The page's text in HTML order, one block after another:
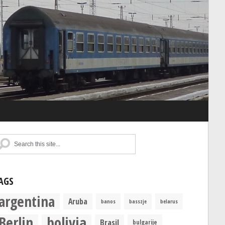
Aruba banos basszje belarus
Brasil bulgarije